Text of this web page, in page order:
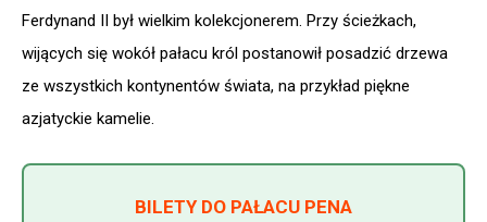
Ferdynand II był wielkim kolekcjonerem. Przy ścieżkach,
wijących się wokół pałacu król postanowił posadzić drzewa
ze wszystkich kontynentów świata, na przykład piękne
azjatyckie kamelie.
BILETY DO PAŁACU PENA